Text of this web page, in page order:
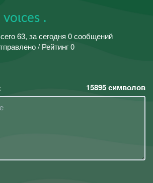
voιceѕ .
63, за сегодня 0 сообщений
/ Рейтинг 0
15895символов